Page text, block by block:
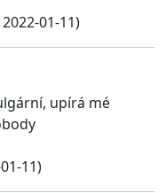
01-11)
upírá mé
11)